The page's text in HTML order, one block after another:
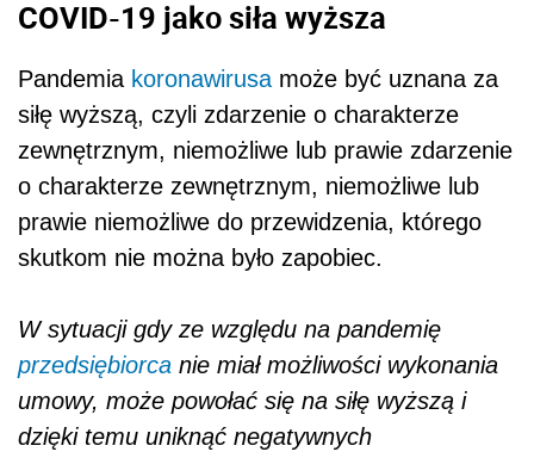
COVID-19 jako siła wyższa
Pandemia koronawirusamoże być uznana za
siłę wyższą, czyli zdarzenie o charakterze
zewnętrznym, niemożliwe lub prawie zdarzenie
o charakterze zewnętrznym, niemożliwe lub
prawie niemożliwe do przewidzenia, którego
skutkom nie można było zapobiec.
W sytuacji gdy ze względu na pandemię
przedsiębiorca nie miał możliwości wykonania
umowy, może powołać się na siłę wyższą i
dzięki temu uniknąć negatywnych